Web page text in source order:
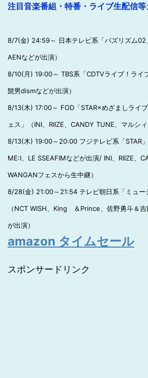
注目音楽番組・特番・ライブ生配信
8/7(金) 24:59～ 日本テレビ系「バズリズム02
AENなどが出演）
8/10(月) 19:00～ TBS系「CDTVライブ！ライ
髭男dismなどが出演）
8/13(木) 17:00～ FOD「STAR×めざましライ
ェス」（INI、RIIZE、CANDY TUNE、マルシィ
8/13(木) 19:00～20:00 フジテレビ系「STAR」
ME:I、LE SSEAFIMなどが出演/ INI、RIIZE、
WANGANフェスから生中継）
8/28(金) 21:00～21:54 テレビ朝日系「ミュー
（NCT WISH、King ＆Prince、佐野勇斗＆
が出演）
amazon タイムセール
スポンサードリンク